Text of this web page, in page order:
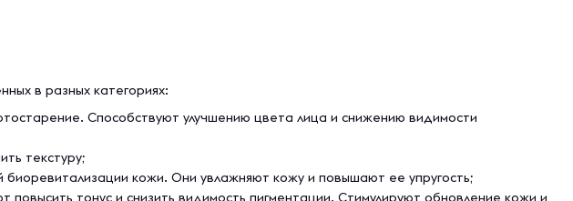
в разных категориях:
Способствуют улучшению цвета лица и снижению видимости
текстуру;
кожи. Они увлажняют кожу и повышают ее упругость;
тонус и снизить видимость пигментации. Стимулируют обновление кожи и